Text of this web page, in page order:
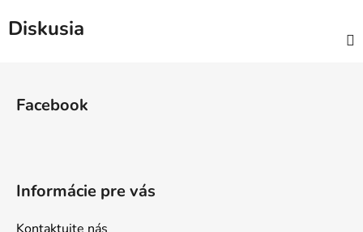
Diskusia
Facebook
Informácie pre vás